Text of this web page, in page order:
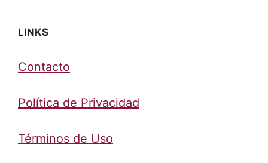
LINKS
Contacto
Política de Privacidad
Términos de Uso